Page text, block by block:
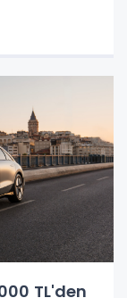
TL'den